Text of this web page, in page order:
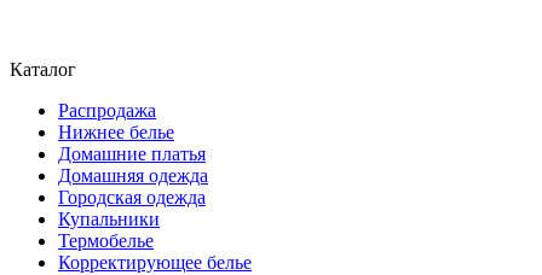
Каталог
Распродажа
Нижнее белье
Домашние платья
Домашняя одежда
Городская одежда
Купальники
Термобелье
Корректирующее белье